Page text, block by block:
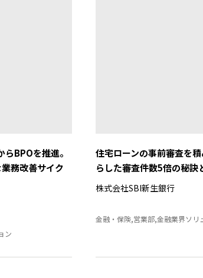
BPOを推進。
務改善サイク
ン
住宅ローンの事前審査を
らした審査件数5倍の秘訣
株式会社SBI新生銀行
金融・保険,営業部,金融業界ソリ